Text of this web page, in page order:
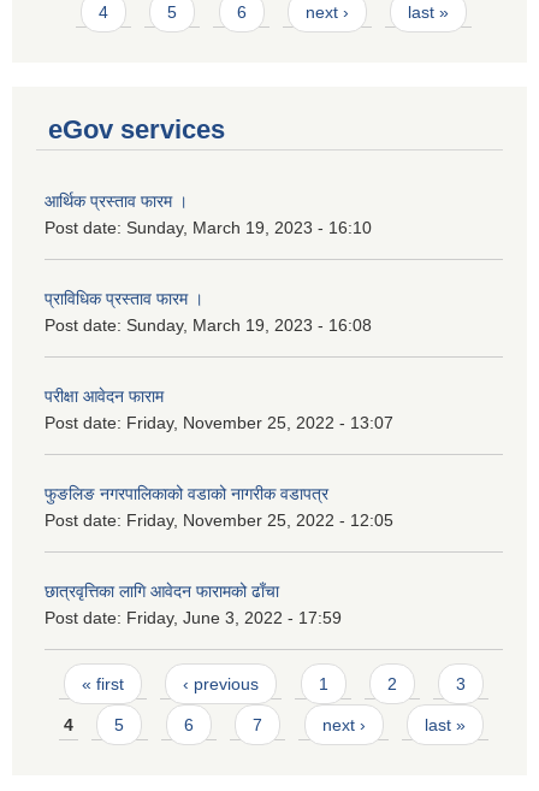
4 5 6 next › last »
eGov services
आर्थिक प्रस्ताव फारम ।
Post date: Sunday, March 19, 2023 - 16:10
प्राविधिक प्रस्ताव फारम ।
Post date: Sunday, March 19, 2023 - 16:08
परीक्षा आवेदन फाराम
Post date: Friday, November 25, 2022 - 13:07
फुङलिङ नगरपालिकाको वडाको नागरीक वडापत्र
Post date: Friday, November 25, 2022 - 12:05
छात्रवृत्तिका लागि आवेदन फारामको ढाँचा
Post date: Friday, June 3, 2022 - 17:59
Pages
« first ‹ previous 1 2 3
4 5 6 7 next › last »